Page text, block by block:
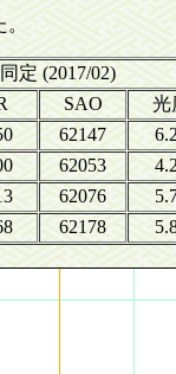
定 (2017/02)
SAO
光
62147
62053
62076
62178